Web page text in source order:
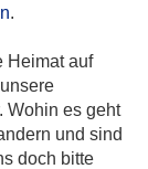
.
Heimat auf
Wohin es geht
und sind
doch bitte